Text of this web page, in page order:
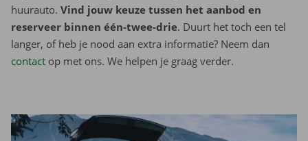
huurauto. Vind jouw keuze tussen het aanbod en
reserveer binnen één-twee-drie. Duurt het toch een tel
langer, of heb je nood aan extra informatie? Neem dan
contact op met ons. We helpen je graag verder.